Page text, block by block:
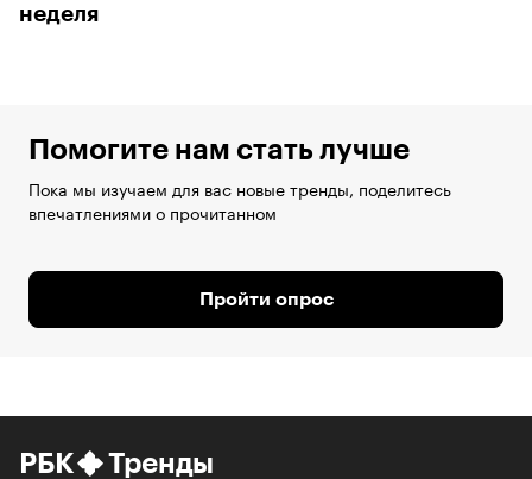
неделя
Помогите нам стать лучше
Пока мы изучаем для вас новые тренды, поделитесь
впечатлениями о прочитанном
Пройти опрос
РБК Тренды